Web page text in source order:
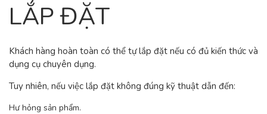
LẮP ĐẶT
Khách hàng hoàn toàn có thể tự lắp đặt nếu có đủ kiến thức và
dụng cụ chuyên dụng.
Tuy nhiên, nếu việc lắp đặt không đúng kỹ thuật dẫn đến:
Hư hỏng sản phẩm.